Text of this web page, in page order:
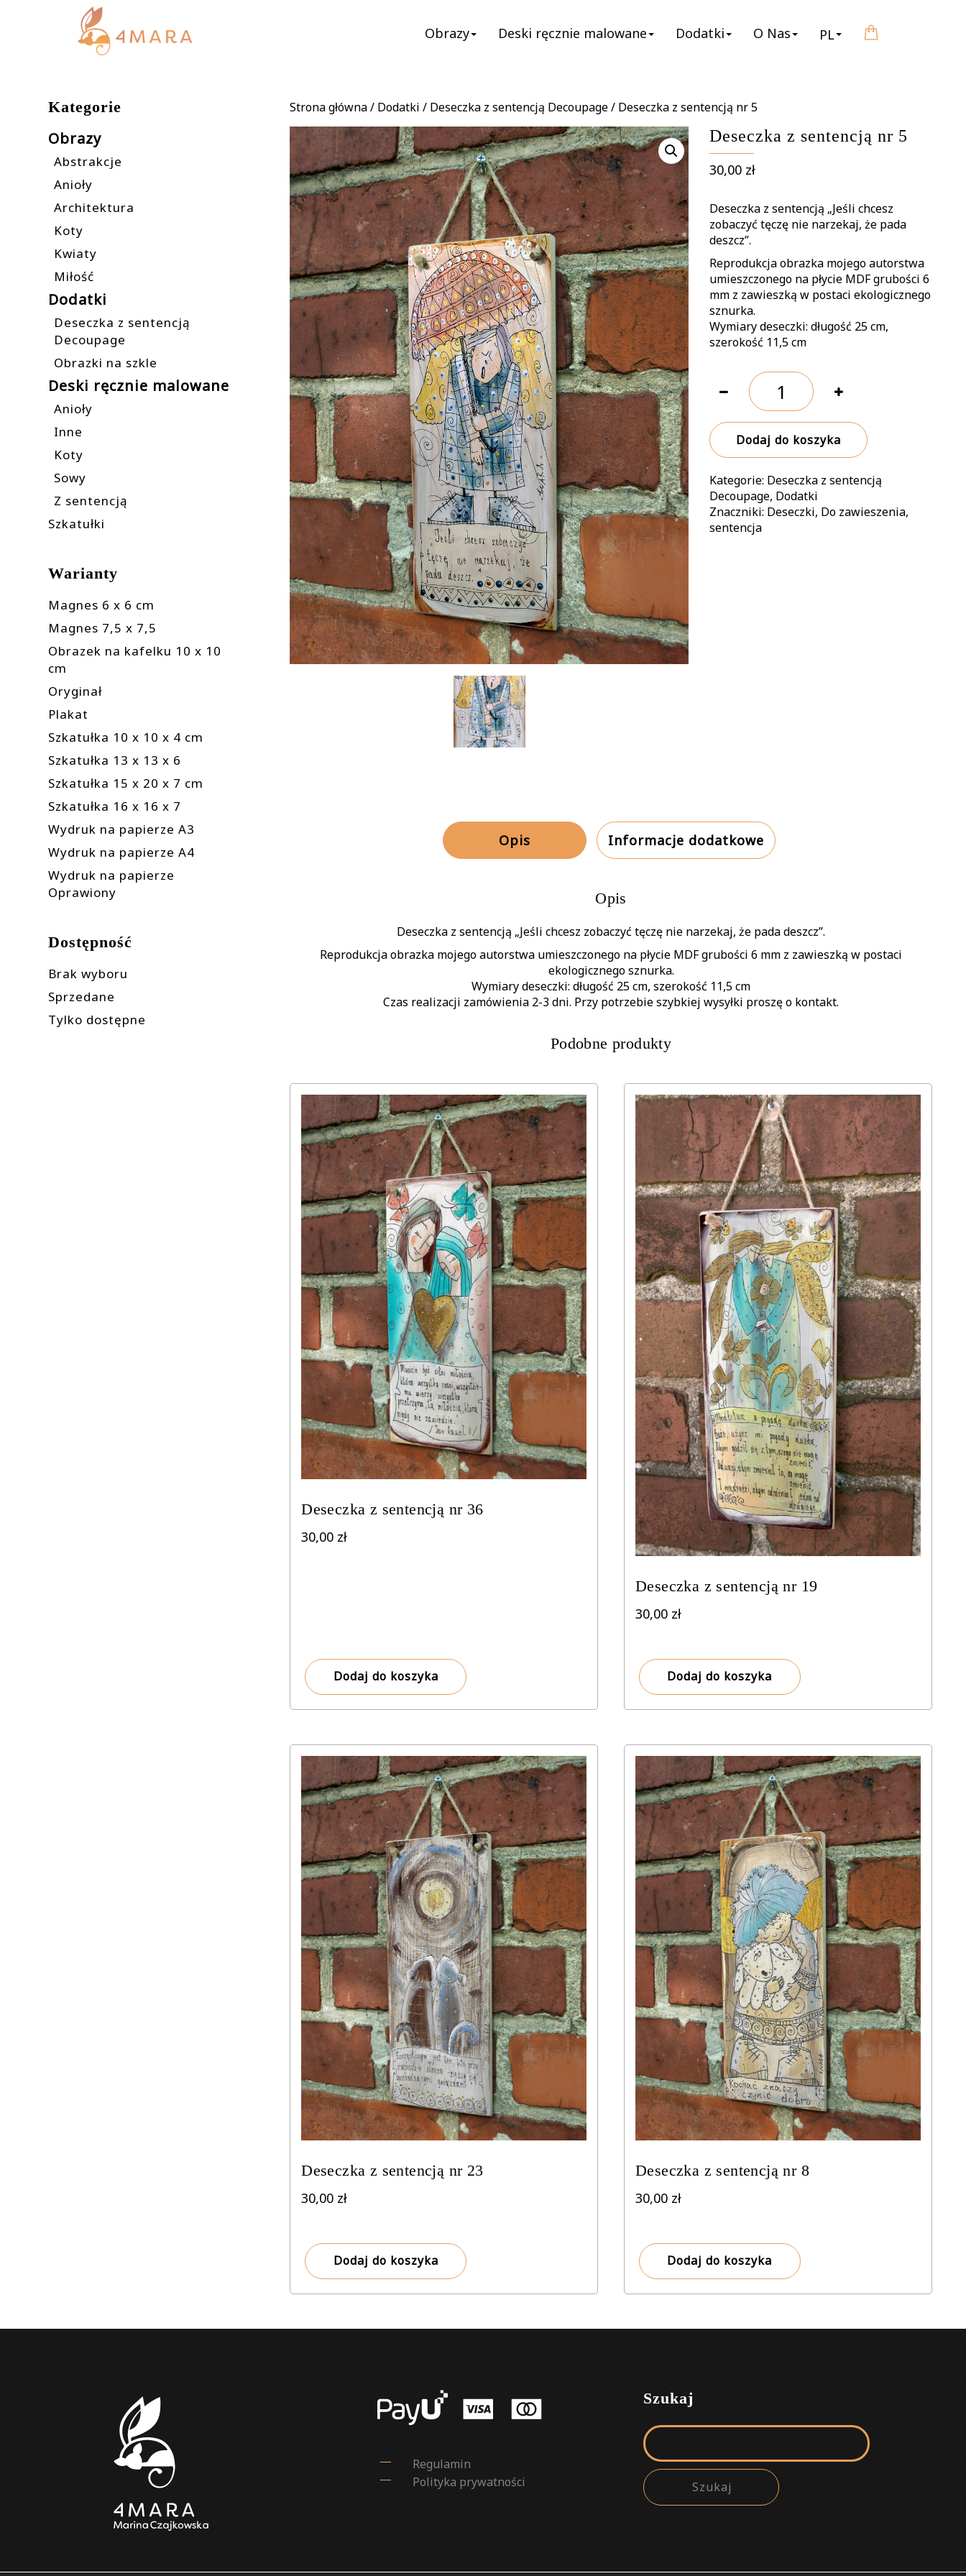
Obrazy Deski ręcznie malowane Dodatki O Nas PL
Strona główna/ Dodatki / Deseczka z sentencją Decoupage/ Deseczka z sentencją nr 5
Deseczka z sentencją nr 5
30,00 zł
Deseczka z sentencją „Jeśli chcesz
zobaczyć tęczę nie narzekaj, że pada
deszcz”.
Reprodukcja obrazka mojego autorstwa
umieszczonego na płycie MDF grubości 6
mm z zawieszką w postaci ekologicznego
sznurka.
Wymiary deseczki: długość 25 cm,
szerokość 11,5 cm
Deseczka
sentencją
nr
5
Dodaj do koszyka
Kategorie: Deseczka z sentencją
Decoupage, Dodatki
Znaczniki: Deseczki, Do zawieszenia,
sentencja
Opis Informacje dodatkowe
Opis
Deseczka z sentencją „Jeśli chcesz zobaczyć tęczę nie narzekaj, że pada deszcz”.
Reprodukcja obrazka mojego autorstwa umieszczonego na płycie MDF grubości 6 mm z zawieszką w postaci
ekologicznego sznurka.
Wymiary deseczki: długość 25 cm, szerokość 11,5 cm
Czas realizacji zamówienia 2-3 dni. Przy potrzebie szybkiej wysyłki proszę o kontakt.
Podobne produkty
Deseczka z sentencją nr 36
30,00 zł
Dodaj do koszyka
Deseczka z sentencją nr 19
30,00 zł
Dodaj do koszyka
Deseczka z sentencją nr 23
30,00 zł
Dodaj do koszyka
Deseczka z sentencją nr 8
30,00 zł
Dodaj do koszyka
Kategorie
Obrazy
Abstrakcje
Anioły
Architektura
Koty
Kwiaty
Miłość
Dodatki
Deseczka z sentencją
Decoupage
Obrazki na szkle
Deski ręcznie malowane
Anioły
Inne
Koty
Sowy
Z sentencją
Szkatułki
Warianty
Magnes 6 x 6 cm
Magnes 7,5 x 7,5
Obrazek na kafelku 10 x 10
cm
Oryginał
Plakat
Szkatułka 10 x 10 x 4 cm
Szkatułka 13 x 13 x 6
Szkatułka 15 x 20 x 7 cm
Szkatułka 16 x 16 x 7
Wydruk na papierze A3
Wydruk na papierze A4
Wydruk na papierze
Oprawiony
Dostępność
Brak wyboru
Sprzedane
Tylko dostępne
Regulamin
Polityka prywatności
Szukaj
Szukaj: